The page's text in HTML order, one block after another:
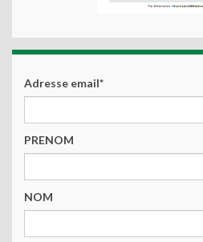
Adresse email*
PRENOM
NOM